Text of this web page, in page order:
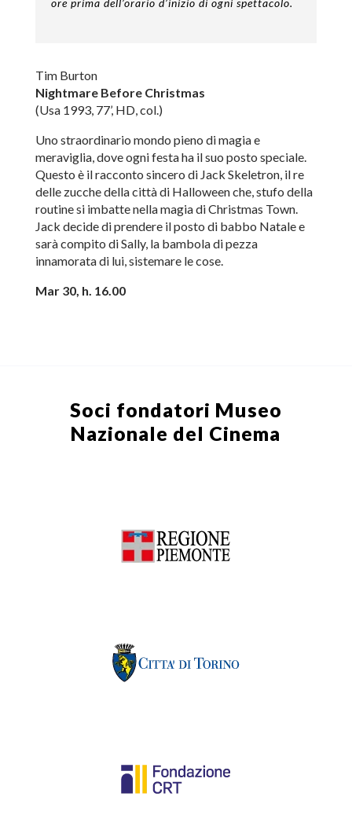
ore prima dell’orario d’inizio di ogni spettacolo.
Tim Burton
Nightmare Before Christmas
(Usa 1993, 77’, HD, col.)
Uno straordinario mondo pieno di magia e
meraviglia, dove ogni festa ha il suo posto speciale.
Questo è il racconto sincero di Jack Skeletron, il re
delle zucche della città di Halloween che, stufo della
routine si imbatte nella magia di Christmas Town.
Jack decide di prendere il posto di babbo Natale e
sarà compito di Sally, la bambola di pezza
innamorata di lui, sistemare le cose.
Mar 30, h. 16.00
Soci fondatori Museo
Nazionale del Cinema